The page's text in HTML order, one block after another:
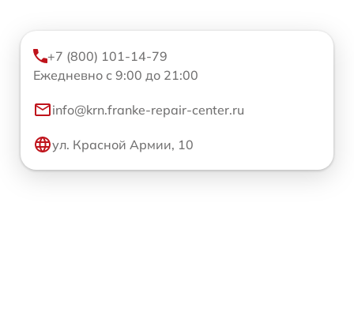
+7 (800) 101-14-79
Ежедневно с 9:00 до 21:00
info@krn.franke-repair-center.ru
ул. Красной Армии, 10